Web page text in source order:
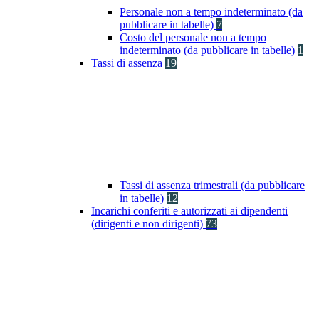
Personale non a tempo indeterminato (da
pubblicare in tabelle) 7
Costo del personale non a tempo
indeterminato (da pubblicare in tabelle) 1
Tassi di assenza 19
Tassi di assenza trimestrali (da pubblicare
in tabelle) 12
Incarichi conferiti e autorizzati ai dipendenti
(dirigenti e non dirigenti) 73